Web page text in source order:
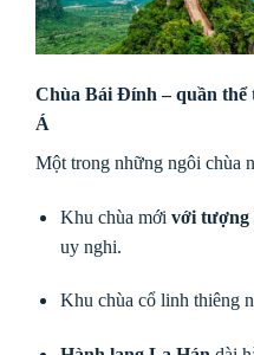
Chùa Bái Đính – quần
Á
Một trong những ngôi chùa
Khu chùa mới với tượng
uy nghi.
Khu chùa cổ linh thiêng